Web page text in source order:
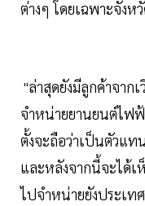
ต่างๆ โดยเฉพาะจังห
"ล่าสุดยังมีลูกค้าจาก
จำหน่ายยานยนต์ไฟ
ตั้งจะถือว่าเป็นตัวแท
และหลังจากนี้จะได้เ
ไปจำหน่ายยังประเท